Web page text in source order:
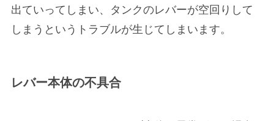
出ていってしまい、タンクのレバーが空回りして
しまうというトラブルが生じてしまいます。
レバー本体の不具合